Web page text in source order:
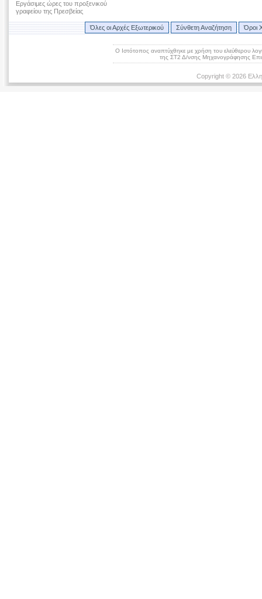
Εργάσιμες ώρες του προξενικού
γραφείου της Πρεσβείας
Όλες οι Αρχές Εξωτερικού Σύνθετη Αναζήτηση Όροι
Ο Ιστότοπος αναπτύχθηκε με χρήση του ελεύθερου
της ΣΤ2 Δ/νσης Μηχανογράφησης
Copyright © 2026